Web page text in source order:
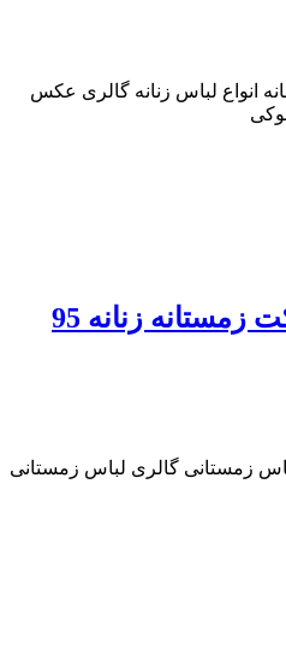
انواع لباس زنانه گالری عکس
زمستانه زنانه 95
زمستانی گالری لباس زمستانی